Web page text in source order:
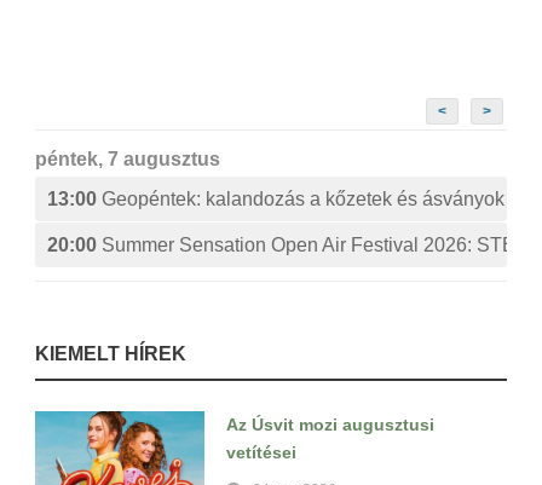
< >
péntek, 7 augusztus
13:00 Geopéntek: kalandozás a kőzetek és ásványok
20:00 Summer Sensation Open Air Festival 2026:
KIEMELT HÍREK
Az Úsvit mozi augusztusi
vetítései